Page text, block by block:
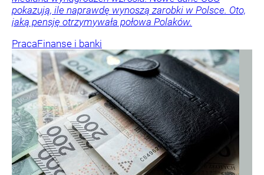
pokazują, ile naprawdę wynoszą zarobki w Polsce. Oto,
jaką pensję otrzymywała połowa Polaków.
PracaFinanse i banki